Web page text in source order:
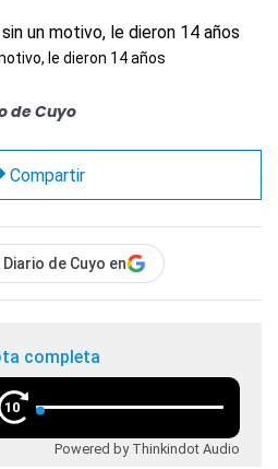
le dieron 14 años
de Cuyo
Compartir
de Cuyo en
completa
10
Powered by Thinkindot Audio